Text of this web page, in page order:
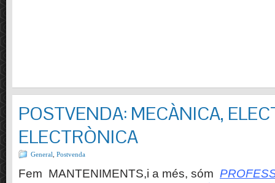
POSTVENDA: MECÀNICA,
ELECTRÒNICA
General Postvenda
Fem MANTENIMENTS,i a més, sóm